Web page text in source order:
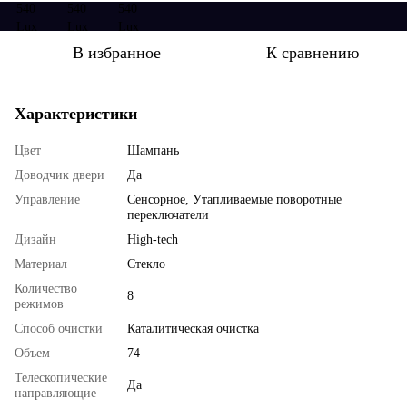
В избранное К сравнению
Характеристики
Цвет
Шампань
Доводчик двери
Да
Управление
Сенсорное, Утапливаемые поворотные
переключатели
Дизайн
High-tech
Материал
Стекло
Количество
режимов
8
Способ очистки
Каталитическая очистка
Объем
74
Телескопические
направляющие
Да